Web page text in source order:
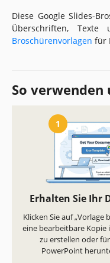
Diese Google Slides-
Überschriften,
Broschürenvorlagen für
So verwenden
1
Erhalten Sie Ihr
Klicken Sie auf „Vorlage
eine bearbeitbare Kopie
zu erstellen oder
PowerPoint